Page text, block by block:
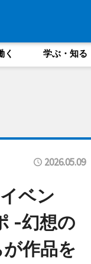
く 学ぶ・知る
2026.05.09
ベン
-幻想の
作品を